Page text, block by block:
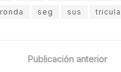
ronda seg sus
Publicación anterior